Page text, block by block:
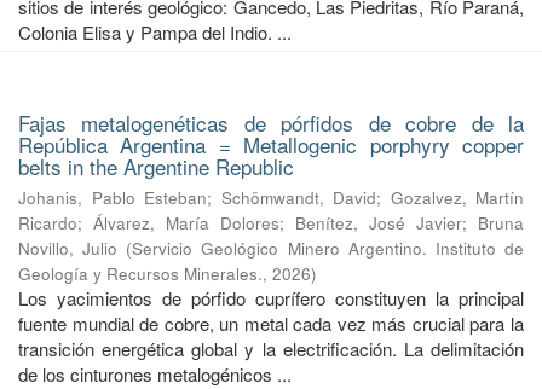
sitios de interés geológico: Gancedo, Las Piedritas, Río Paraná,
Colonia Elisa y Pampa del Indio. ...
Fajas metalogenéticas de pórfidos de cobre de la
República Argentina = Metallogenic porphyry copper
belts in the Argentine Republic
Johanis, Pablo Esteban; Schömwandt, David; Gozalvez, Martín
Ricardo; Álvarez, María Dolores; Benítez, José Javier; Bruna
Novillo, Julio (Servicio Geológico Minero Argentino. Instituto de
Geología y Recursos Minerales., 2026)
Los yacimientos de pórfido cuprífero constituyen la principal
fuente mundial de cobre, un metal cada vez más crucial para la
transición energética global y la electrificación. La delimitación
de los cinturones metalogénicos ...